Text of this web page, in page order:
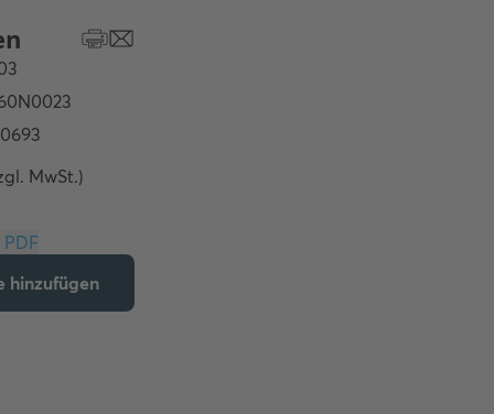
MwSt.)
Download PDF
hinzufügen